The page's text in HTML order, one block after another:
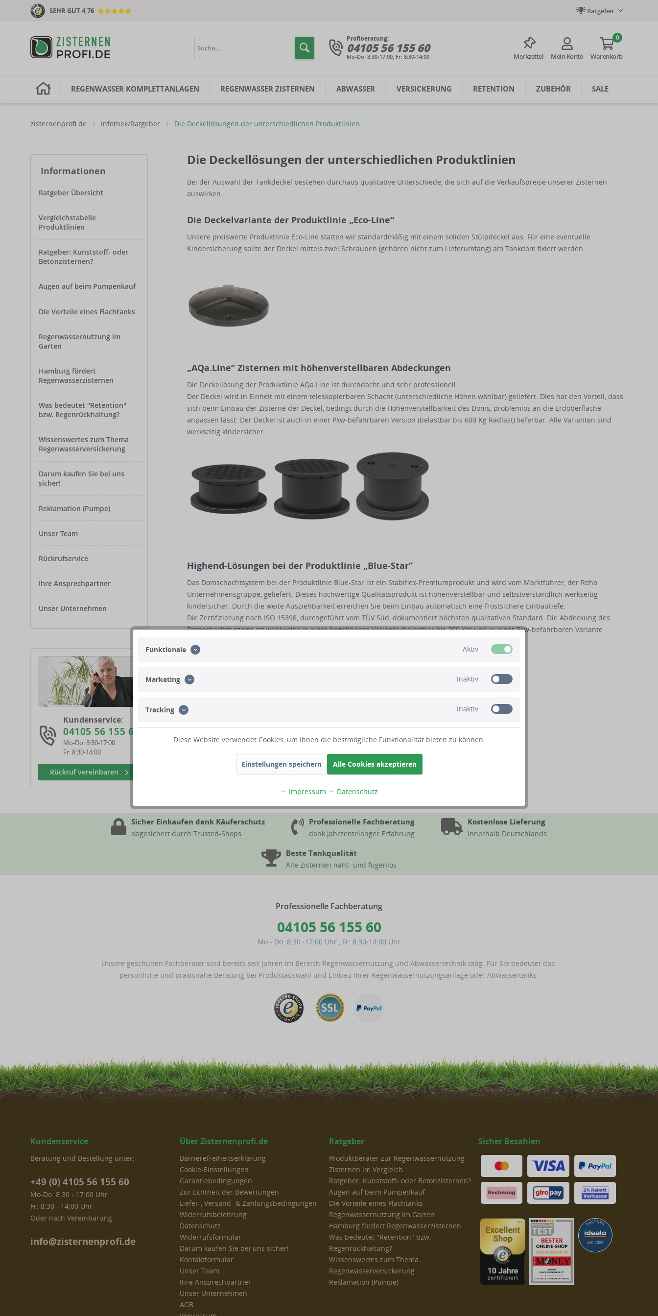
SEHR GUT 4,76 Ratgeber
Profiberatung:
04105 56 155 60
Mo-Do: 8:30-17:00, Fr: 8:30-14:00 Merkzettel Mein Konto
0
Warenkorb
H REGENWASSER KOMPLETTANLAGEN REGENWASSER ZISTERNEN ABWASSER VERSICKERUNG RETENTION ZUBEHÖR SALE
zisternenprofi.de Infothek/Ratgeber Die Deckellösungen der unterschiedlichen Produktlinien
Informationen
Ratgeber Übersicht
Vergleichstabelle
Produktlinien
Ratgeber: Kunststoff- oder
Betonzisternen?
Augen auf beim Pumpenkauf
Die Vorteile eines Flachtanks
Regenwassernutzung im
Garten
Hamburg fördert
Regenwasserzisternen
Was bedeutet "Retention"
bzw. Regenrückhaltung?
Wissenswertes zum Thema
Regenwasserversickerung
Darum kaufen Sie bei uns
sicher!
Reklamation (Pumpe)
Unser Team
Rückrufservice
Ihre Ansprechpartner
Unser Unternehmen
Kundenservice:
04105 56 155 60
Mo-Do: 8:30-17:00
Fr: 8:30-14:00
Rückruf vereinbaren
Die Deckellösungen der unterschiedlichen Produktlinien
Bei der Auswahl der Tankdeckel bestehen durchaus qualitative Unterschiede, die sich auf die Verkaufspreise unserer Zisternen
auswirken.
Die Deckelvariante der Produktlinie „Eco-Line“
Unsere preiswerte Produktlinie Eco-Line statten wir standardmäßig mit einem soliden Stülpdeckel aus. Für eine eventuelle
Kindersicherung sollte der Deckel mittels zwei Schrauben (gehören nicht zum Lieferumfang) am Tankdom fixiert werden.
„AQa.Line“ Zisternen mit höhenverstellbaren Abdeckungen
Die Deckellösung der Produktlinie AQa.Line ist durchdacht und sehr professionell.
Der Deckel wird in Einheit mit einem teleskopierbaren Schacht (unterschiedliche Höhen wählbar) geliefert. Dies hat den Vorteil, dass
sich beim Einbau der Zisterne der Deckel, bedingt durch die Höhenverstellbarkeit des Doms, problemlos an die Erdoberfläche
anpassen lässt. Der Deckel ist auch in einer Pkw-befahrbaren Version (belastbar bis 600 Kg Radlast) lieferbar. Alle Varianten sind
werkseitig kindersicher.
Highend-Lösungen bei der Produktlinie „Blue-Star“
Das Domschachtsystem bei der Produktlinie Blue-Star ist ein Stabiflex-Premiumprodukt und wird vom Marktführer, der Reha
Unternehmensgruppe, geliefert. Dieses hochwertige Qualitätsprodukt ist höhenverstellbar und selbstverständlich werkseitig
kindersicher. Durch die weite Ausziehbarkeit erreichen Sie beim Einbau automatisch eine frostsichere Einbautiefe.
Die Zertifizierung nach ISO 15398, durchgeführt vom TÜV Süd, dokumentiert höchsten qualitativen Standard. Die Abdeckung des
Domschachtsystems ist wahlweise in einer begehbaren Variante (belastbar bis 200 Kg) und in einer Pkw-befahrbaren Variante
Sicher Einkaufen dank Käuferschutz
abgesichert durch Trusted-Shops
Professionelle Fachberatung
dank jahrzentelanger Erfahrung
Kostenlose Lieferung
innerhalb Deutschlands
Beste Tankqualität
Alle Zisternen naht- und fugenlos
Professionelle Fachberatung
04105 56 155 60
Mo - Do: 8:30 -17:00 Uhr , Fr: 8:30-14:00 Uhr
Unsere geschulten Fachberater sind bereits seit Jahren im Bereich Regenwassernutzung und Abwassertechnik tätig. Für Sie bedeutet das:
persönliche und praxisnahe Beratung bei Produktauswahl und Einbau Ihrer Regenwassernutzungsanlage oder Abwassertanks.
Kundenservice
Beratung und Bestellung unter:
+49 (0) 4105 56 155 60
Mo-Do: 8:30 - 17:00 Uhr
Fr: 8:30 - 14:00 Uhr
Oder nach Vereinbarung
info@zisternenprofi.de
Über Zisternenprofi.de
Barrierefreiheitserklärung
Cookie-Einstellungen
Garantiebedingungen
Zur Echtheit der Bewertungen
Liefer-, Versand- & Zahlungsbedingungen
Widerrufsbelehrung
Datenschutz
Widerrufsformular
Darum kaufen Sie bei uns sicher!
Kontaktformular
Unser Team
Ihre Ansprechpartner
Unser Unternehmen
AGB
Ratgeber
Produktberater zur Regenwassernutzung
Zisternen im Vergleich
Ratgeber: Kunststoff- oder Betonzisternen?
Augen auf beim Pumpenkauf
Die Vorteile eines Flachtanks
Regenwassernutzung im Garten
Hamburg fördert Regenwasserzisternen
Was bedeutet "Retention" bzw.
Regenrückhaltung?
Wissenswertes zum Thema
Regenwasserversickerung
Reklamation (Pumpe)
Sicher Bezahlen
Funktionale Aktiv
Marketing Inaktiv
Tracking Inaktiv
Diese Website verwendet Cookies, um Ihnen die bestmögliche Funktionalität bieten zu können.
Einstellungen speichern Alle Cookies akzeptieren
Impressum Datenschutz